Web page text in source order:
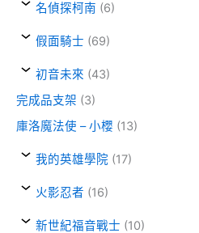
名偵探柯南 (6)
假面騎士 (69)
初音未來 (43)
完成品支架 (3)
庫洛魔法使 – 小櫻 (13)
我的英雄學院 (17)
火影忍者 (16)
新世紀福音戰士 (10)